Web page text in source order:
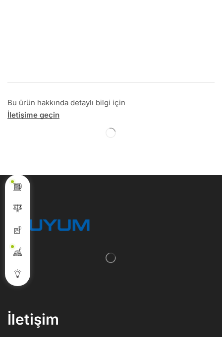
Bu ürün hakkında detaylı bilgi için
İletişime geçin
İletişim